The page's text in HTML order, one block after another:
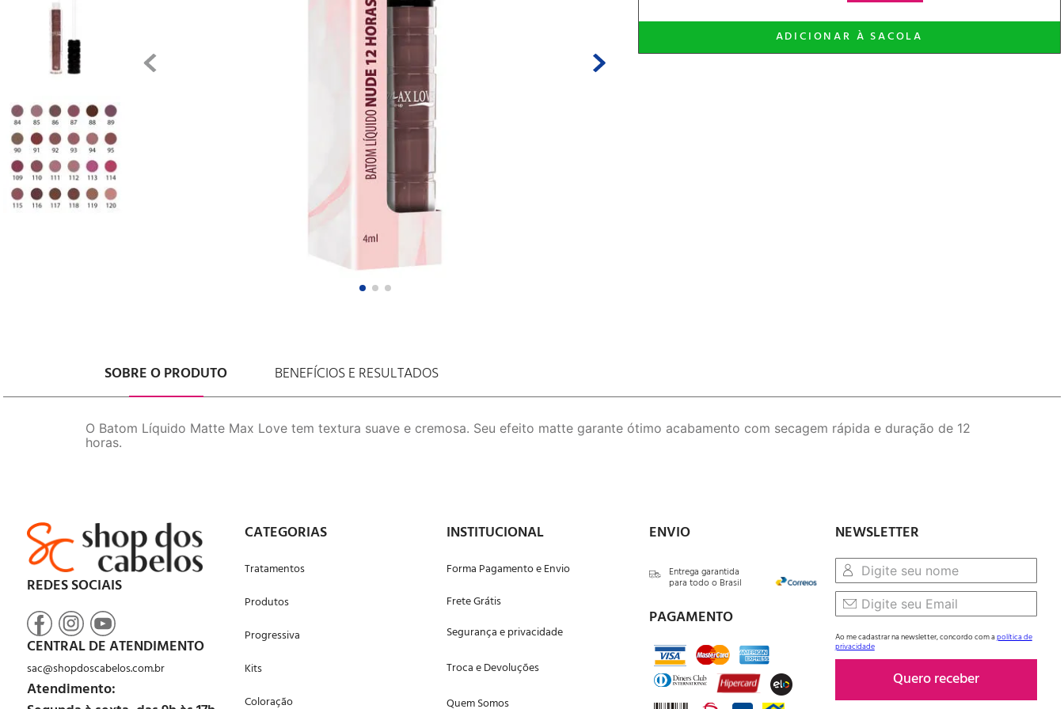
SOBRE O PRODUTO BENEFÍCIOS E RESULTADOS
O Batom Líquido Matte Max Love tem textura suave e cremosa. Seu efeito matte garante ótimo acabamento com secagem rápida e duração de 12
horas.
REDES SOCIAIS
CENTRAL DE ATENDIMENTO
sac@shopdoscabelos.com.br
Atendimento:
CATEGORIAS
Tratamentos
Produtos
Progressiva
Kits
Coloração
INSTITUCIONAL
Forma Pagamento e Envio
Frete Grátis
Segurança e privacidade
Troca e Devoluções
Quem Somos
ENVIO
Entrega garantida
para todo o Brasil
PAGAMENTO
NEWSLETTER
Ao me cadastrar na newsletter, concordo com apolítica de
privacidade
Quero receber